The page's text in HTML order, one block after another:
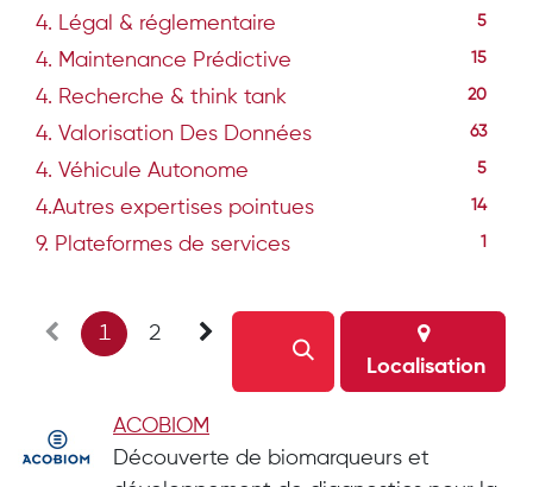
4. Légal & réglementaire 5
4. Maintenance Prédictive 15
4. Recherche & think tank 20
4. Valorisation Des Données 63
4. Véhicule Autonome 5
4.Autres expertises pointues 14
9. Plateformes de services
1
2
Localisation
ACOBIOM
Découverte de biomarqueurs et